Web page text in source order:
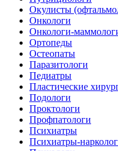
Окулисты
Онкологи
Онкологи-
Ортопеды
Остеопаты
Паразитологи
Педиатры
Пластические
Подологи
Проктологи
Профпатологи
Психиатры
Психиатры-